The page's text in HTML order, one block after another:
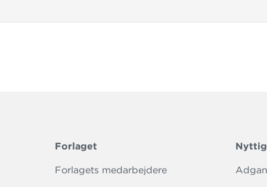
Forlaget
Forlagets medarbejdere